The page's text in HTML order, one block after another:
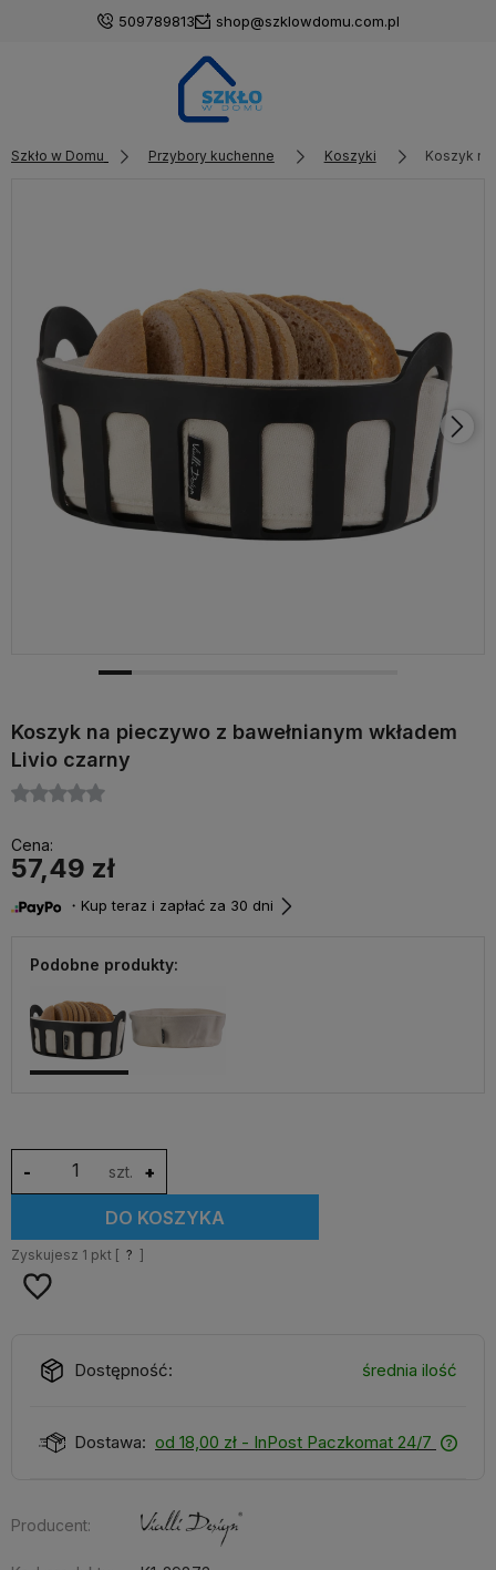
509789813 shop@szklowdomu.com.pl
Szkło w Domu Przybory kuchenne Koszyki Koszyk
Koszyk na pieczywo z bawełnianym wkładem
Livio czarny
Cena:
57,49 zł
・Kup teraz i zapłać za 30 dni
Podobne produkty:
szt. +
-
DO KOSZYKA
Zyskujesz 1 pkt [ ? ]
Dostępność: średnia ilość
Dostawa: od 18,00 zł - InPost Paczkomat 24/7
Producent: